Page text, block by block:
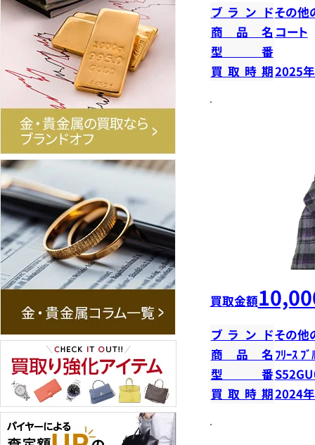
ブランドその他
商品名 コート
型番
買取時期2025
買取金額
ブランドその他
商品名 ﾌﾘｰｽ ﾌﾞ
型番
買取時期2024